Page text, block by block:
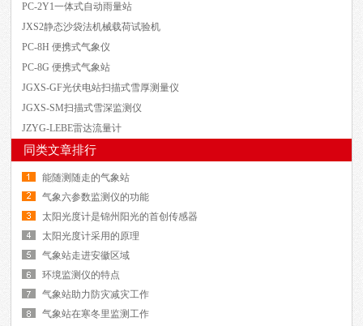
PC-2Y1一体式自动雨量站
JXS2静态沙袋法机械载荷试验机
PC-8H 便携式气象仪
PC-8G 便携式气象站
JGXS-GF光伏电站扫描式雪厚测量仪
JGXS-SM扫描式雪深监测仪
JZYG-LEBE雷达流量计
同类文章排行
能随测随走的气象站
气象六参数监测仪的功能
太阳光度计是锦州阳光的首创传感器
太阳光度计采用的原理
气象站走进安徽区域
环境监测仪的特点
气象站助力防灾减灾工作
气象站在寒冬里监测工作